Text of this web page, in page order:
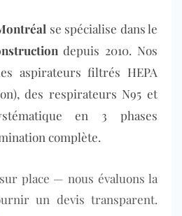
se spécialise dans le
depuis 2010. Nos
aspirateurs filtrés HEPA
des respirateurs N95 et
en 3 phases
complète.
place — nous évaluons la
un devis transparent.